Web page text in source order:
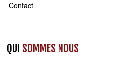
Contact
QUI SOMMES NOUS